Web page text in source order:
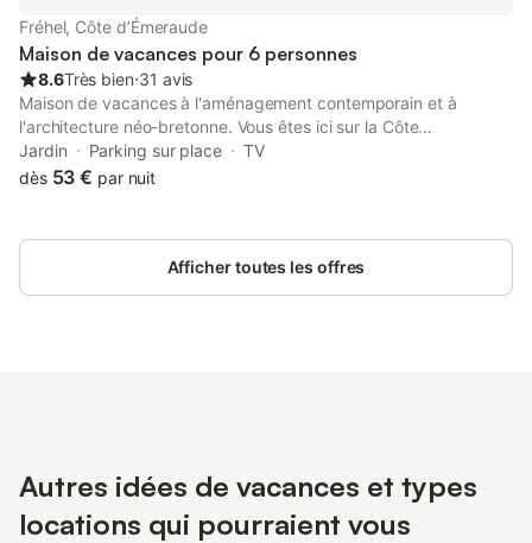
Fréhel, Côte d’Émeraude
Maison de vacances pour 6 personnes
8.6Très bien⋅31 avis
Maison de vacances à l'aménagement contemporain et à
l'architecture néo-bretonne. Vous êtes ici sur la Côte
d'Emeraude, à seulement 1200 m de la longue plage de sable
fin des Sables-d'Or-les-Pins. Un feu dans le petit poêle à bois
quelques kilomètres, mais c'est surtout le Mont-Saint-Michel (88
km) qui est incontournable. Les anciens sentiers des douaniers
entre le Cap d'Erquy et le Cap Fréhel vous gâtent avec des
Jardin Parking sur place
TV
dès 53 € par nuit
Afficher toutes les offres
Autres idées de vacances et types
locations qui pourraient vous